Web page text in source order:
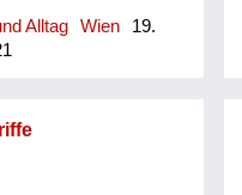
Alltag Wien
19.